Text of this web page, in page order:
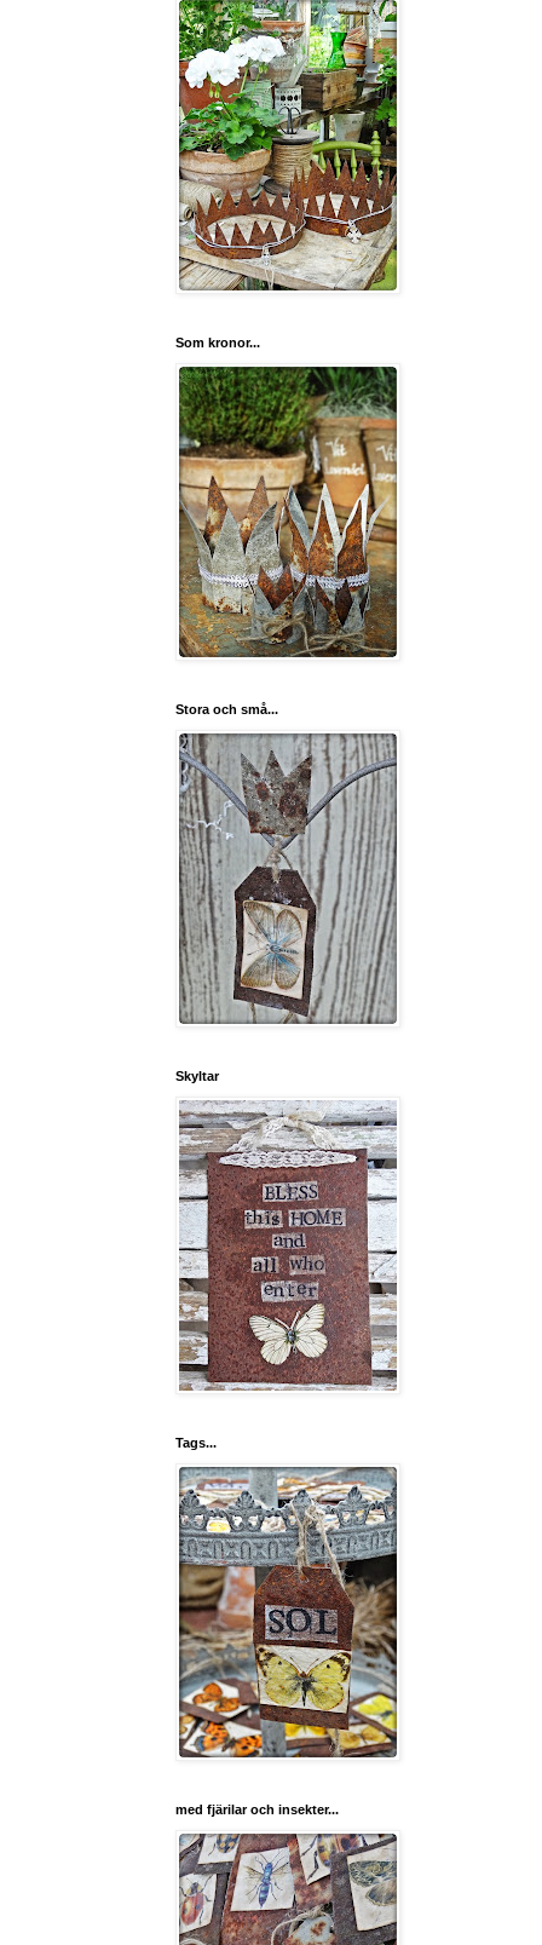
Som kronor...
Stora och små...
Skyltar
Tags...
med fjärilar och insekter...